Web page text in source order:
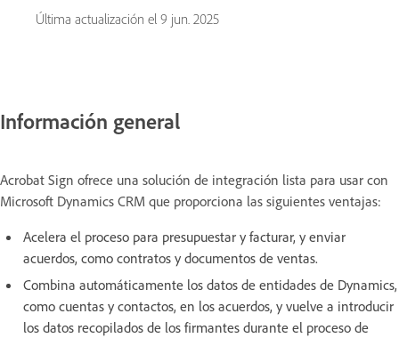
Última actualización el 9 jun. 2025
Información general
Acrobat Sign ofrece una solución de integración lista para usar con
Microsoft Dynamics CRM que proporciona las siguientes ventajas:
Acelera el proceso para presupuestar y facturar, y enviar
acuerdos, como contratos y documentos de ventas.
Combina automáticamente los datos de entidades de Dynamics,
como cuentas y contactos, en los acuerdos, y vuelve a introducir
los datos recopilados de los firmantes durante el proceso de